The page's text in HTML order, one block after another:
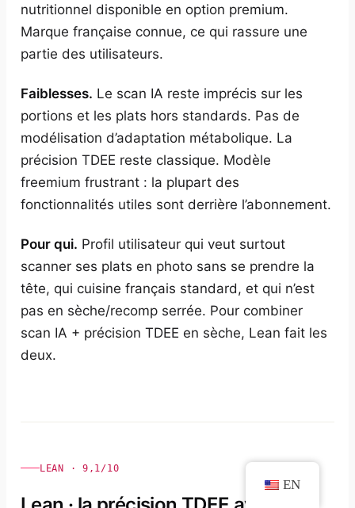
nutritionnel disponible en option premium.
Marque française connue, ce qui rassure une
partie des utilisateurs.
Faiblesses. Le scan IA reste imprécis sur les
portions et les plats hors standards. Pas de
modélisation d’adaptation métabolique. La
précision TDEE reste classique. Modèle
freemium frustrant : la plupart des
fonctionnalités utiles sont derrière l’abonnement.
Pour qui. Profil utilisateur qui veut surtout
scanner ses plats en photo sans se prendre la
tête, qui cuisine français standard, et qui n’est
pas en sèche/recomp serrée. Pour combiner
scan IA + précision TDEE en sèche, Lean fait les
deux.
LEAN · 9,1/10
EN